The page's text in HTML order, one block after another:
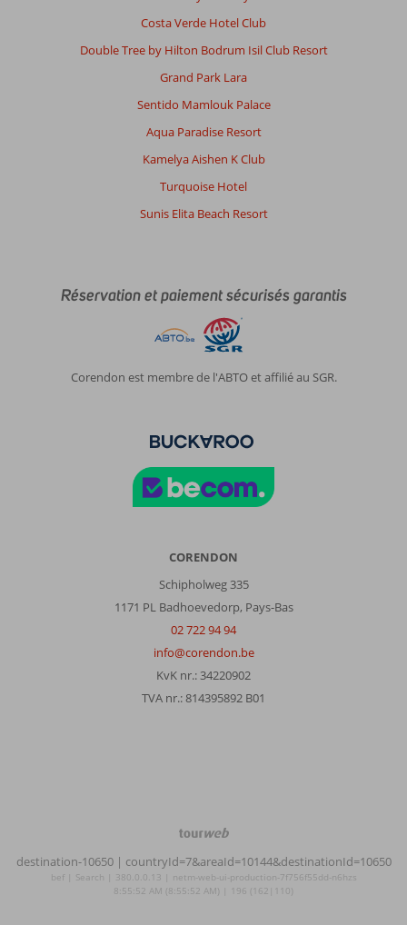
Costa Verde Hotel Club
Double Tree by Hilton Bodrum Isil Club Resort
Grand Park Lara
Sentido Mamlouk Palace
Aqua Paradise Resort
Kamelya Aishen K Club
Turquoise Hotel
Sunis Elita Beach Resort
Réservation et paiement sécurisés garantis
Corendon est membre de l'ABTO et affilié au SGR.
CORENDON
Schipholweg 335
1171 PL Badhoevedorp, Pays-Bas
02 722 94 94
info@corendon.be
KvK nr.: 34220902
TVA nr.: 814395892 B01
TourWeb
NetMatch
destination-10650 | countryId=7&areaId=10144&destinationId=10650
bef | Search | 380.0.0.13 | netm-web-ui-production-7f756f55dd-n6hzs
8:55:52 AM (8:55:52 AM) | 196 (162|110)